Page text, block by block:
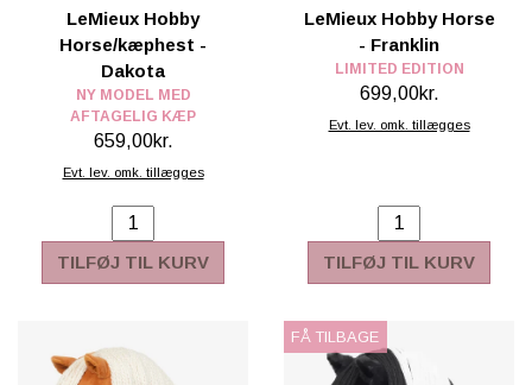
LeMieux Hobby
Horse/kæphest -
Dakota
NY MODEL MED
AFTAGELIG KÆP
659,00kr.
Evt. lev. omk. tillægges
TILFØJ TIL KURV
LeMieux Hobby Horse
- Franklin
LIMITED EDITION
699,00kr.
Evt. lev. omk. tillægges
TILFØJ TIL KURV
FÅ TILBAGE